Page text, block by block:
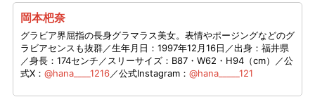
岡本杷奈
グラビア界屈指の長身グラマラス美女。表情やポージングなどのグ
ラビアセンスも抜群／生年月日：1997年12月16日／出身：福井県
／身長：174センチ／スリーサイズ：B87・W62・H94（cm）／公
式X： @hana____1216／公式Instagram： @hana_____121